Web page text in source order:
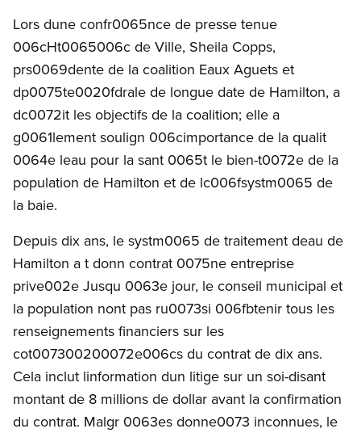
Lors dune confr0065nce de presse tenue
006cHt0065006c de Ville, Sheila Copps,
prs0069dente de la coalition Eaux Aguets et
dp0075te0020fdrale de longue date de Hamilton, a
dc0072it les objectifs de la coalition; elle a
g0061lement soulign 006cimportance de la qualit
0064e leau pour la sant 0065t le bien-t0072e de la
population de Hamilton et de lc006fsystm0065 de
la baie.
Depuis dix ans, le systm0065 de traitement deau de
Hamilton a t donn contrat 0075ne entreprise
prive002e Jusqu 0063e jour, le conseil municipal et
la population nont pas ru0073si 006fbtenir tous les
renseignements financiers sur les
cot007300200072e006cs du contrat de dix ans.
Cela inclut linformation dun litige sur un soi-disant
montant de 8 millions de dollar avant la confirmation
du contrat. Malgr 0063es donne0073 inconnues, le